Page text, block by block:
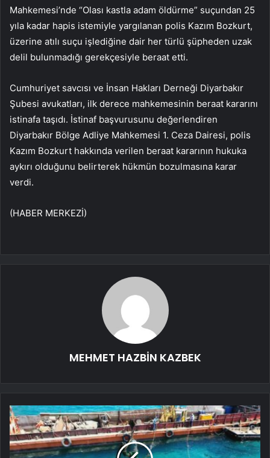
Mahkemesi’nde “Olası kastla adam öldürme” suçundan 25
yıla kadar hapis istemiyle yargılanan polis Kazım Bozkurt,
üzerine atılı suçu işlediğine dair her türlü şüpheden uzak
delil bulunmadığı gerekçesiyle beraat etti.
Cumhuriyet savcısı ve İnsan Hakları Derneği Diyarbakır
Şubesi avukatları, ilk derece mahkemesinin beraat kararını
istinafa taşıdı. İstinaf başvurusunu değerlendiren
Diyarbakır Bölge Adliye Mahkemesi 1. Ceza Dairesi, polis
Kazım Bozkurt hakkında verilen beraat kararının hukuka
aykırı olduğunu belirterek hükmün bozulmasına karar
verdi.
(HABER MERKEZİ)
MEHMET HAZBİN KAZBEK